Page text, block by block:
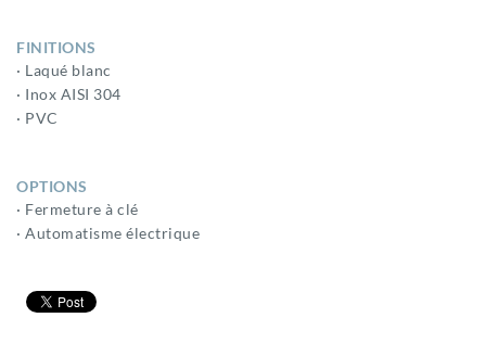
FINITIONS
· Laqué blanc
· Inox AISI 304
· PVC
OPTIONS
· Fermeture à clé
· Automatisme électrique